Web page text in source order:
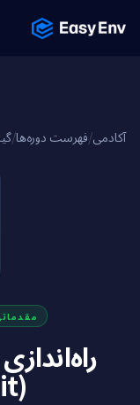
Menu
آکادمی/فهرست دوره‌ها/
(commit) شما